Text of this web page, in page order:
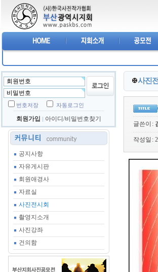
번호저장 자동로그인
회원가입 아이디/비밀번호찾기
공지사항
자유게시판
회원애경사
자료실
사진전시회
촬영지소개
사진강좌
건의함
사진
글쓴이 :
작성일 :